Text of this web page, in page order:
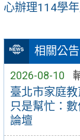
相關公告
2026-08-10
臺北市家庭
只是幫忙：
論壇
心辦理114學